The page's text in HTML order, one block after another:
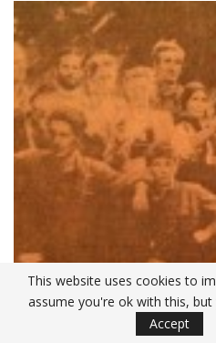
This website uses cookies to
assume you're ok with this,
Accept